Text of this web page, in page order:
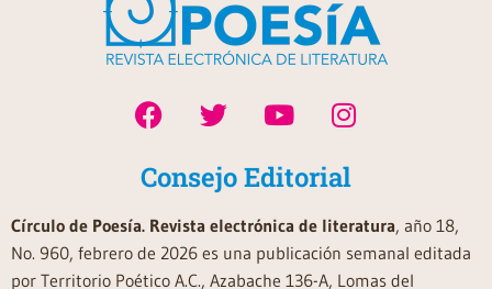
Consejo Editorial
Círculo de Poesía. Revista electrónica de literatura, año 18,
No. 960, febrero de 2026 es una publicación semanal editada
por Territorio Poético A.C., Azabache 136-A, Lomas del